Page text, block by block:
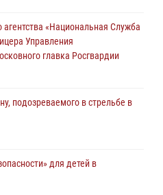
«Национальная Служба
Управления
главка Росгвардии
подозреваемого в стрельбе в
для детей в